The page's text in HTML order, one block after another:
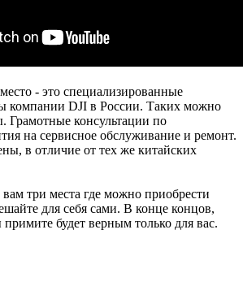
- это специализированные
компании DJI в России. Таких можно
консультации по
на сервисное обслуживание и ремонт.
в отличие от тех же китайских
три места где можно приобрести
для себя сами. В конце концов,
будет верным только для вас.